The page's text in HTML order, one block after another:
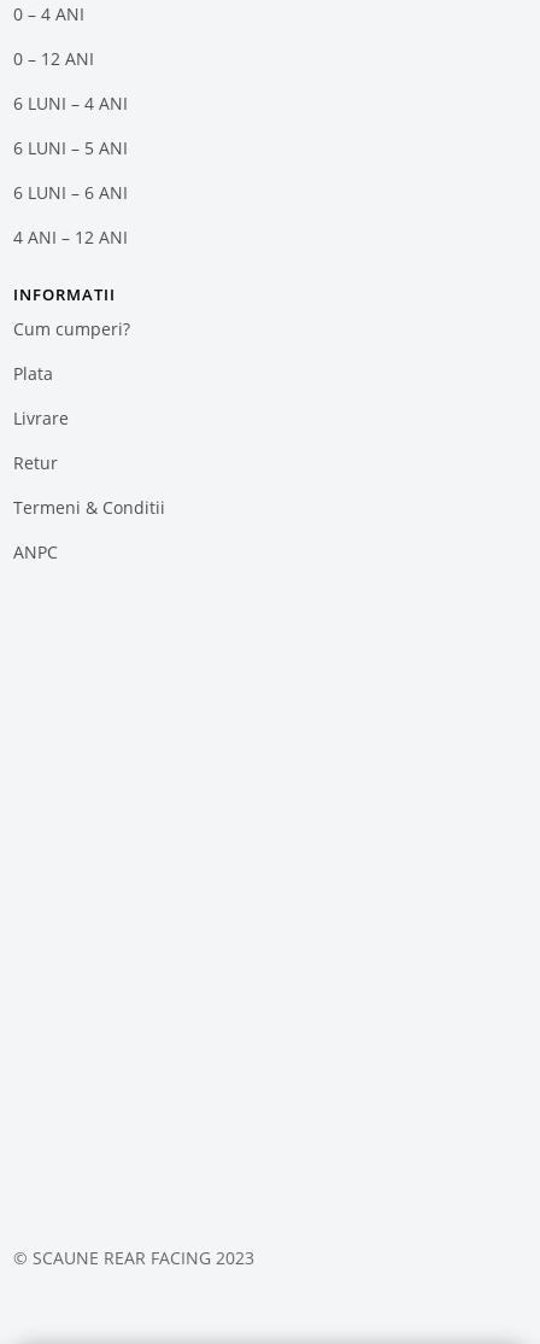
0 – 4 ANI
0 – 12 ANI
6 LUNI – 4 ANI
6 LUNI – 5 ANI
6 LUNI – 6 ANI
4 ANI – 12 ANI
INFORMATII
Cum cumperi?
Plata
Livrare
Retur
Termeni & Conditii
ANPC
© SCAUNE REAR FACING 2023